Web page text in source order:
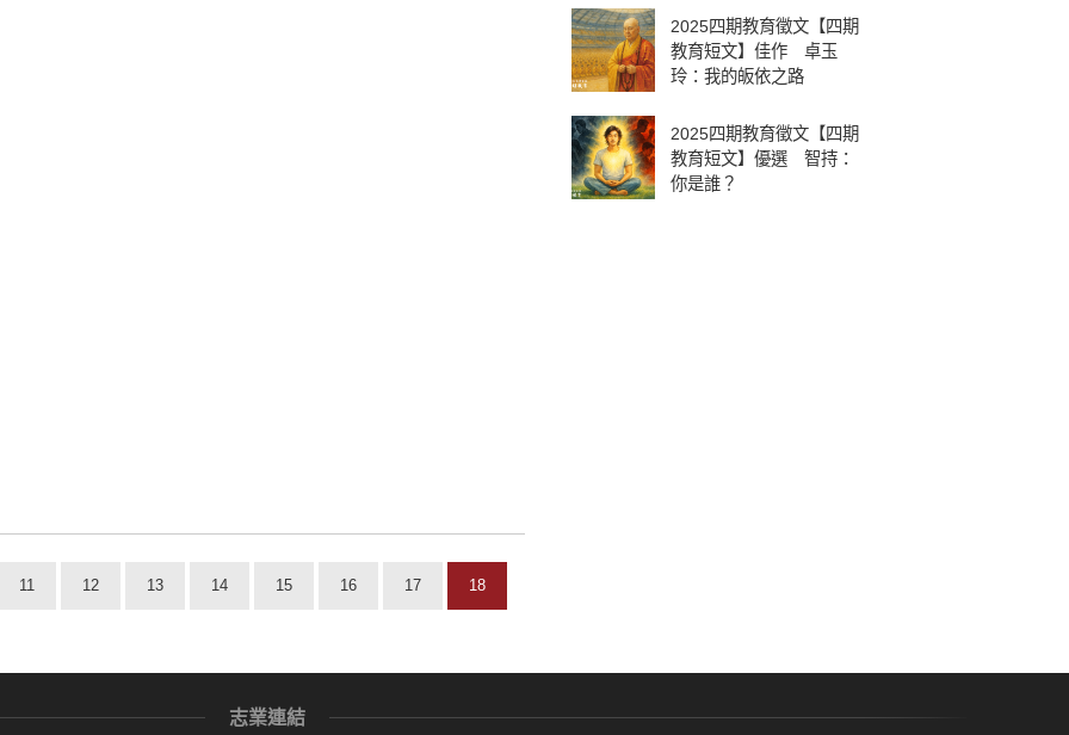
2025四期教育徵文【四期
教育短文】佳作 卓玉
玲：我的皈依之路
2025四期教育徵文【四期
教育短文】優選 智持：
你是誰？
11 12 13 14 15 16 17 18
志業連結